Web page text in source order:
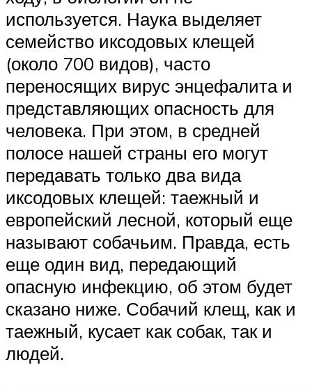
используется. Наука выделяет
семейство иксодовых клещей
(около 700 видов), часто
переносящих вирус энцефалита и
представляющих опасность для
человека. При этом, в средней
полосе нашей страны его могут
передавать только два вида
иксодовых клещей: таежный и
европейский лесной, который еще
называют собачьим. Правда, есть
еще один вид, передающий
опасную инфекцию, об этом будет
сказано ниже. Собачий клещ, как и
таежный, кусает как собак, так и
людей.